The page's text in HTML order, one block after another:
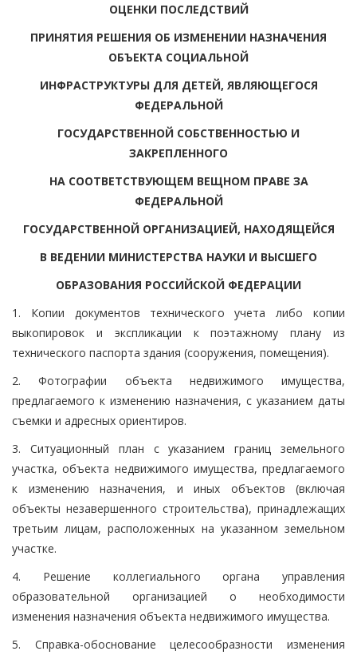
ОЦЕНКИ ПОСЛЕДСТВИЙ
ПРИНЯТИЯ РЕШЕНИЯ ОБ ИЗМЕНЕНИИ НАЗНАЧЕНИЯ
ОБЪЕКТА СОЦИАЛЬНОЙ
ИНФРАСТРУКТУРЫ ДЛЯ ДЕТЕЙ, ЯВЛЯЮЩЕГОСЯ
ФЕДЕРАЛЬНОЙ
ГОСУДАРСТВЕННОЙ СОБСТВЕННОСТЬЮ И
ЗАКРЕПЛЕННОГО
НА СООТВЕТСТВУЮЩЕМ ВЕЩНОМ ПРАВЕ ЗА
ФЕДЕРАЛЬНОЙ
ГОСУДАРСТВЕННОЙ ОРГАНИЗАЦИЕЙ, НАХОДЯЩЕЙСЯ
В ВЕДЕНИИ МИНИСТЕРСТВА НАУКИ И ВЫСШЕГО
ОБРАЗОВАНИЯ РОССИЙСКОЙ ФЕДЕРАЦИИ
1. Копии документов технического учета либо копии
выкопировок и экспликации к поэтажному плану из
технического паспорта здания (сооружения, помещения).
2. Фотографии объекта недвижимого имущества,
предлагаемого к изменению назначения, с указанием даты
съемки и адресных ориентиров.
3. Ситуационный план с указанием границ земельного
участка, объекта недвижимого имущества, предлагаемого
к изменению назначения, и иных объектов (включая
объекты незавершенного строительства), принадлежащих
третьим лицам, расположенных на указанном земельном
участке.
4. Решение коллегиального органа управления
образовательной организацией о необходимости
изменения назначения объекта недвижимого имущества.
5. Справка-обоснование целесообразности изменения